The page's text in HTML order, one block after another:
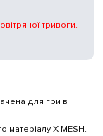
для гри в
X-MESH.
тривоги.